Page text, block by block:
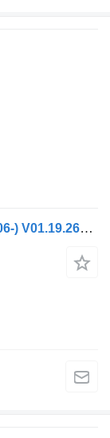
Cilindru hidraulic Polartechnik b7r (01.06-) V01.19.261 pentru autobuz Volvo B7, B8, B9, B12 bus (2005-)